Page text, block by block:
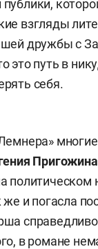
взгляды
дружбы с
это путь в
себя.
Пригожина
политическом
и погасла
в романе